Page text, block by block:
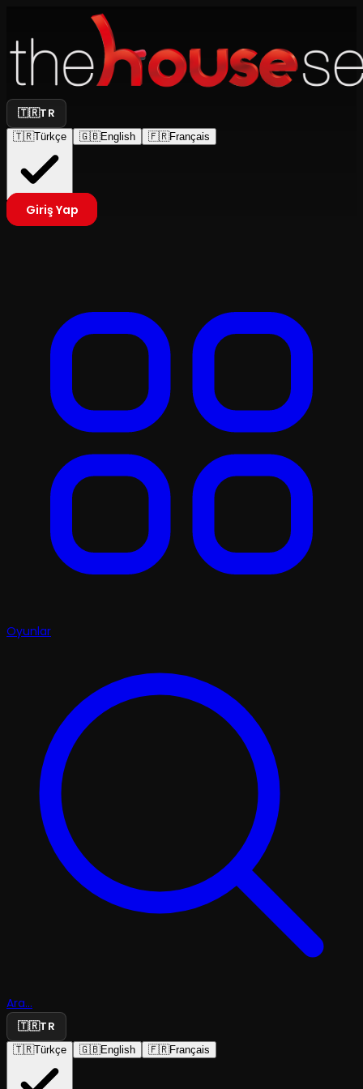
🇹🇷TR
🇹🇷Türkçe 🇬🇧English 🇫🇷Français
Giriş Yap
Oyunlar
Ara...
🇹🇷TR
🇹🇷Türkçe 🇬🇧English 🇫🇷Français